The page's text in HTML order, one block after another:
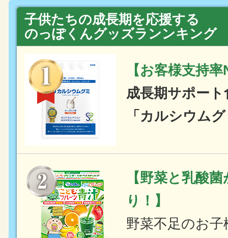
子供たちの成長期を応援する
のっぽくんグッズランンキング
【お客様支持
成長期サポート
「カルシウム
【野菜と乳酸
り！】
野菜不足のお